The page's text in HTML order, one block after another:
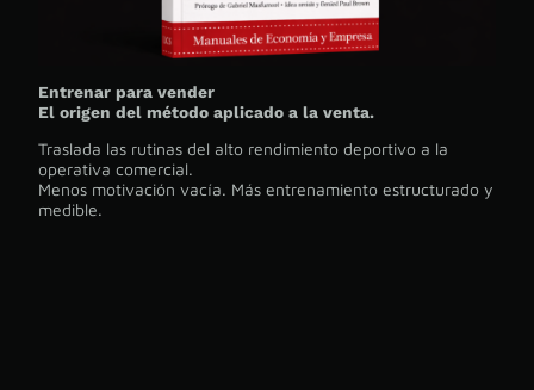
Entrenar para vender
El origen del método aplicado a la venta.
Traslada las rutinas del alto rendimiento deportivo a la
operativa comercial.
Menos motivación vacía. Más entrenamiento estructurado y
medible.